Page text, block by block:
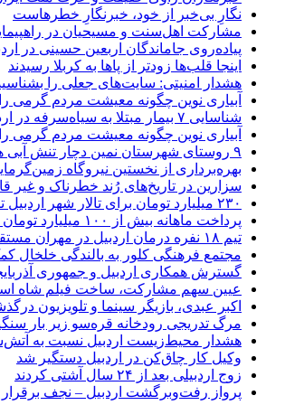
نگارِ بی‌خبر از خود، خبرنگارِ خطرهاست
مشارکت اهل‌سنت و مسیحیان در
پیاده‌روی جاماندگان اربعین حسینی در
اینجا قلب‌ها زودتر از پاها به کربلا رسیدند
هشدار امنیتی: سایت‌های جعلی را
آبیاری نوین چگونه معیشت مردم گرمی
شناسایی ۷ بیمار مبتلا به سیاه‌سرفه در اردبیل
آبیاری نوین چگونه معیشت مردم گرمی
۹ روستای شهرستان نمین دچار تنش آبی هستند
بهره‌برداری از نخستین نیروگاه
سزارین در تاریخ‌های رُند خطرناک و غیر
۲۳۰ میلیارد تومان برای تالار شهر اردبیل تأمین شد
پرداخت ماهانه بیش از ۱۰۰ میلیارد تومان به هنرمندان از طریق صندوق هنر
تیم ۱۸ نفره درمان اردبیل در مهران مستقر می‌شود
مجتمع فرهنگی کلور به بالندگی خلخال
گسترش همکاری اردبیل و جمهوری
عیین سهم مشارکت، ساخت فیلم شاه‌
اکبر عبدی، بازیگر سینما و تلویزیون
مرگ تدریجی رودخانه قره‌سو زیر بار
هشدار محیط‌زیست اردبیل نسبت به
وکیل کار چاق‌کن در اردبیل دستگیر شد
زوج اردبیلی بعد از ۲۴ سال آشتی کردند
پرواز رفت‌وبرگشت اردبیل – نجف